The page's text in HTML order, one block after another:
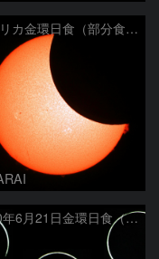
アメリカ金環日食（部分食その１）
2020年6月21日金環日食（拡大）